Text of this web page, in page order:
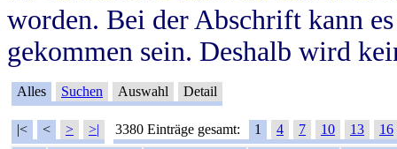
worden. Bei der Abschrift kann
gekommen sein. Deshalb wird
Alles Suchen Auswahl Detail
|< < > >| 3380 Einträge gesamt: 1 4 7 10 13
16